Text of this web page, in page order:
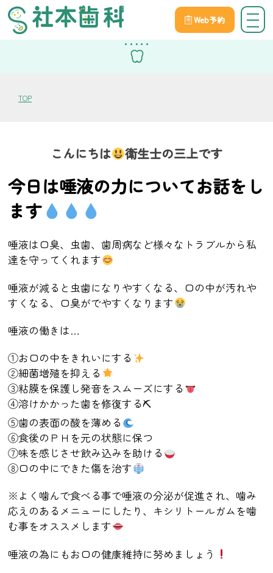
Web予約
スタッフブログ
TOP
こんにちは 衛生士の三上です
今日は唾液の力についてお話をし
ます
唾液は口臭、虫歯、歯周病など様々なトラブルから私
達を守ってくれます
唾液が減ると虫歯になりやすくなる、口の中が汚れや
すくなる、口臭がでやすくなります
唾液の働きは…
①お口の中をきれいにする
②細菌増殖を抑える
③粘膜を保護し発音をスムーズにする
④溶けかかった歯を修復する⛏
⑤歯の表面の酸を薄める
⑥食後のＰＨを元の状態に保つ
⑦味を感じさせ飲み込みを助ける
⑧口の中にできた傷を治す
※ よく噛んで食べる事で唾液の分泌が促進され、噛み
応えのあるメニューにしたり、キシリトールガムを噛
む事をオススメします
唾液の為にもお口の健康維持に努めましょう